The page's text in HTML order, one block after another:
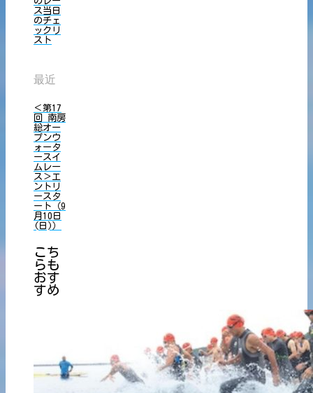
ス当日
のチェ
ックリ
スト
最近
＜第17
回 南房
総オー
プンウ
ォータ
ースイ
ムレー
ス＞エ
ントリ
ースタ
ート（9
月10日
(日)）
こち
らも
おす
すめ